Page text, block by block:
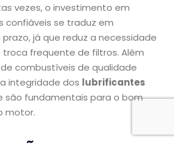
vezes, o investimento em
confiáveis se traduz em
já que reduz a necessidade
frequente de filtros. Além
combustíveis de qualidade
integridade dos lubrificantes
são fundamentais para o bom
motor.